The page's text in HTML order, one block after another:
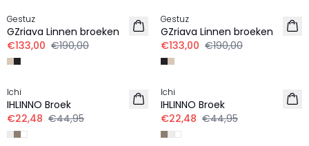
LINNEN
Gestuz
GZriava Linnen broeken
€133,00 €190,00
LINNEN
Gestuz
GZriava Linnen broeken
€133,00 €190,00
LINNEN
-50%
Ichi
IHLINNO Broek
€22,48 €44,95
LINNEN
-50%
Ichi
IHLINNO Broek
€22,48 €44,95
-50% -50%